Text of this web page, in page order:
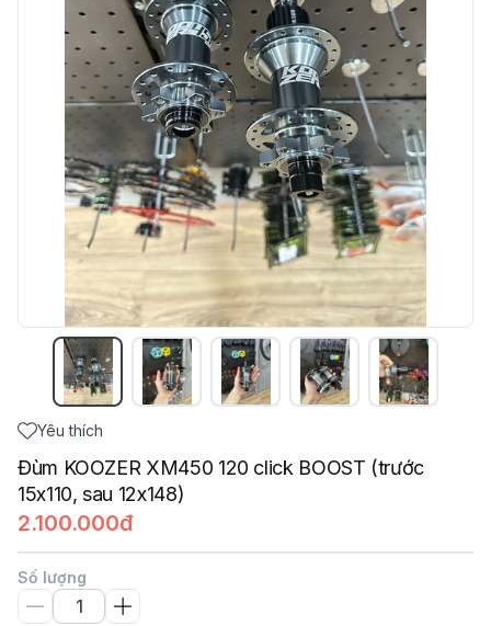
Yêu thích
Đùm KOOZER XM450 120 click BOOST (trước
15x110, sau 12x148)
2.100.000đ
Số lượng